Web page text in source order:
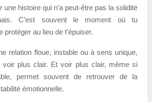
une histoire qui n’a peut-être pas la solidité
C’est souvent le moment où tu
au lieu de t’épuiser.
relation floue, instable ou à sens unique,
voir plus clair. Et voir plus clair, même si
permet souvent de retrouver de la
émotionnelle.